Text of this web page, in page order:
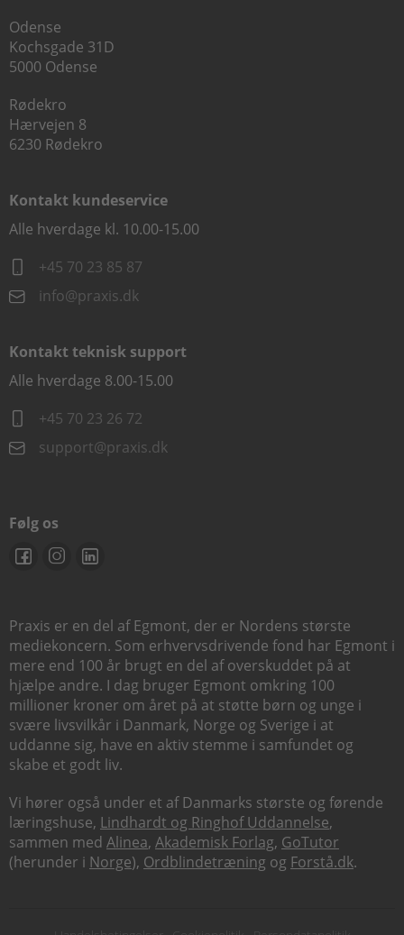
Odense
Kochsgade 31D
5000 Odense
Rødekro
Hærvejen 8
6230 Rødekro
Kontakt kundeservice
Alle hverdage kl. 10.00-15.00
+45 70 23 85 87
info@praxis.dk
Kontakt teknisk support
Alle hverdage 8.00-15.00
+45 70 23 26 72
support@praxis.dk
Følg os
Praxis er en del af Egmont, der er Nordens største
mediekoncern. Som erhvervsdrivende fond har Egmont i
mere end 100 år brugt en del af overskuddet på at
hjælpe andre. I dag bruger Egmont omkring 100
millioner kroner om året på at støtte børn og unge i
svære livsvilkår i Danmark, Norge og Sverige i at
uddanne sig, have en aktiv stemme i samfundet og
skabe et godt liv.
Vi hører også under et af Danmarks største og førende
læringshuse, Lindhardt og Ringhof Uddannelse,
sammen med Alinea, Akademisk Forlag, GoTutor
(herunder i Norge), Ordblindetræning og Forstå.dk.